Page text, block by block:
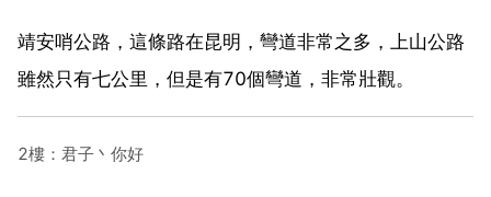
靖安哨公路，這條路在昆明，彎道非常之多，上山公路
雖然只有七公里，但是有70個彎道，非常壯觀。
2樓：君子丶你好